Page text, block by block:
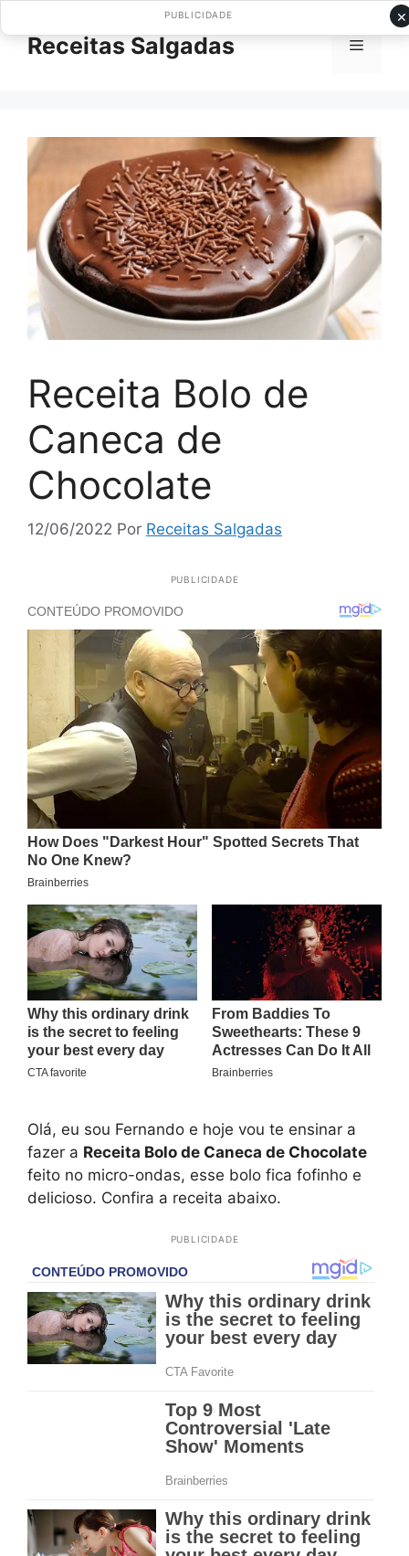
paraReceitas Salgadas Menu
Receita Bolo de
Caneca de
Chocolate
12/06/2022 Por Receitas Salgadas
PUBLICIDADE
Olá, eu sou Fernando e hoje vou te ensinar a
fazer a Receita Bolo de Caneca de Chocolate
feito no micro-ondas, esse bolo fica fofinho e
delicioso. Confira a receita abaixo.
PUBLICIDADE
×
PUBLICIDADE